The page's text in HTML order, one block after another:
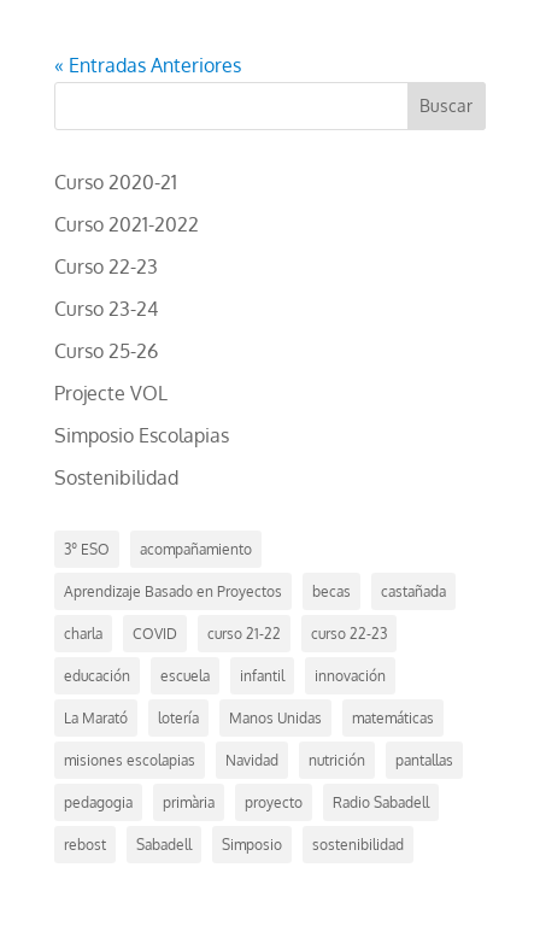
« Entradas Anteriores
Curso 2020-21
Curso 2021-2022
Curso 22-23
Curso 23-24
Curso 25-26
Projecte VOL
Simposio Escolapias
Sostenibilidad
3º ESO acompañamiento
Aprendizaje Basado en Proyectos becas castañada
charla COVID curso 21-22 curso 22-23
educación escuela infantil innovación
La Marató lotería Manos Unidas matemáticas
misiones escolapias Navidad nutrición pantallas
pedagogia primària proyecto Radio Sabadell
rebost Sabadell Simposio sostenibilidad